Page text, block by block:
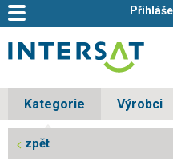
Kategorie Výrobci
zpět